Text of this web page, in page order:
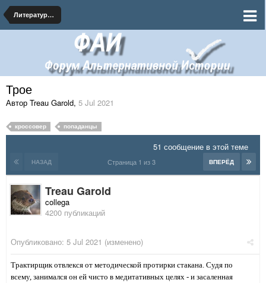
Литературная мастерская - АИ тексты на форуме
Трое
Автор Treau Garold, 5 Jul 2021
кроссовер попаданцы
51 сообщение в этой теме
НАЗАД ВПЕРЁД
Страница 1 из 3
Treau Garold
collega
4200 публикаций
Опубликовано: 5 Jul 2021 (изменено)
Трактирщик отвлекся от методической протирки стакана. Судя по
всему, занимался он ей чисто в медитативных целях - и засаленная